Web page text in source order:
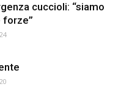
cuccioli: “siamo
forze”